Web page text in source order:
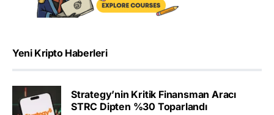
Yeni Kripto Haberleri
Strategy’nin Kritik Finansman Aracı
STRC Dipten %30 Toparlandı